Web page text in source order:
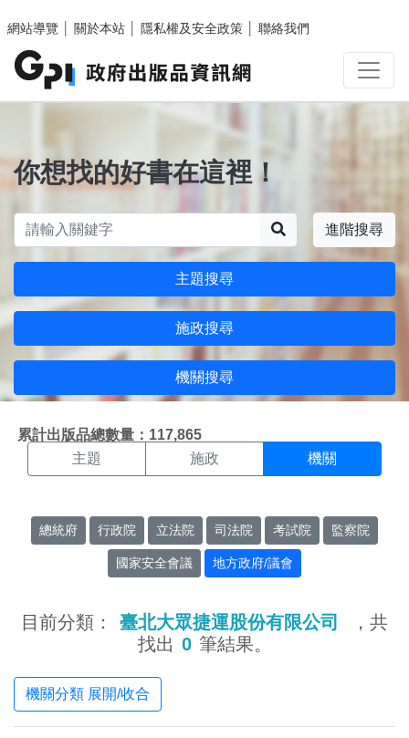
網站導覽
關於本站 隱私權及安全政策 聯絡我們
你想找的好書在這裡！
進階搜尋
主題搜尋
施政搜尋
機關搜尋
累計出版品總數量：117,865
機關搜尋結果頁面
主題 施政 機關
總統府 行政院 立法院 司法院 考試院 監察院
國家安全會議 地方政府/議會
目前分類： 臺北大眾捷運股份有限公司
，共
找出 0 筆結果。
機關分類 展開/收合